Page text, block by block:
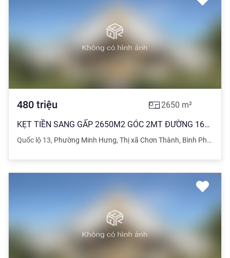
480 triệu 2650 m²
KẸT TIỀN SANG GẤP 2650M2 GÓC 2MT ĐƯỜNG 16M SÁT KCN, CHỢ TIỆN XÂY TRỌ GIÁ 480TR
Quốc lộ 13, Phường Minh Hưng, Thị xã Chơn Thành, Bình Phước